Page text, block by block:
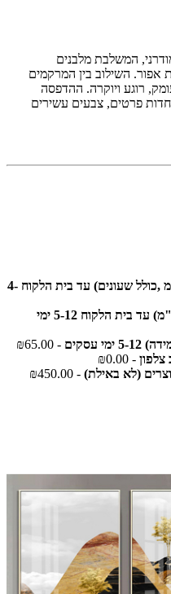
המשלבת מלבנים
אפור. השילוב בין המרקמים
רוגע ויוקרה. ההדפסה
פרטים, צבעים עשירים
משלוח תמונה קטנה(עד 120 ס"מ ,כולל שעונים) עד בית הלקוח 4-
משלוח תמונה גדולה(מעל 120 ס"מ) עד בית הלקוח 5-12 ימי
- ₪65.00
- ₪0.00
- ₪450.00